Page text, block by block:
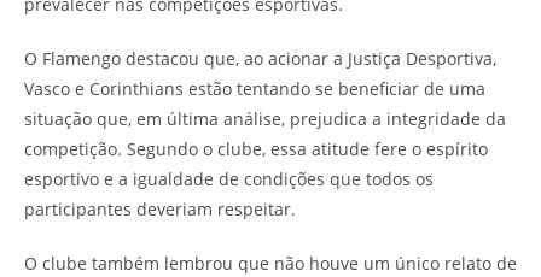
O Flamengo destacou que, ao acionar a Justiça Desportiva,
Vasco e Corinthians estão tentando se beneficiar de uma
situação que, em última análise, prejudica a integridade da
competição. Segundo o clube, essa atitude fere o espírito
esportivo e a igualdade de condições que todos os
participantes deveriam respeitar.
O clube também lembrou que não houve um único relato de